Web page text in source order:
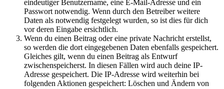
eindeutiger Benutzername, eine E-Mail-Adresse und ein
Passwort notwendig. Wenn durch den Betreiber weitere
Daten als notwendig festgelegt wurden, so ist dies für dich
vor deren Eingabe ersichtlich.
Wenn du einen Beitrag oder eine private Nachricht erstellst,
so werden die dort eingegebenen Daten ebenfalls gespeichert.
Gleiches gilt, wenn du einen Beitrag als Entwurf
zwischenspeicherst. In diesen Fällen wird auch deine IP-
Adresse gespeichert. Die IP-Adresse wird weiterhin bei
folgenden Aktionen gespeichert: Löschen und Ändern von